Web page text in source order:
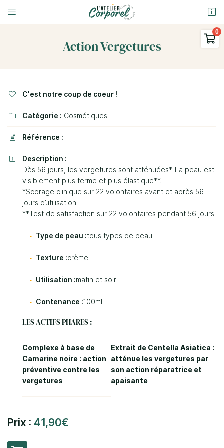
 
03 86 58 69 31

Voir notre sélection
Adresse email de réception
En cochant cette case, vous consentez à recevoir nos propositions
commerciales à l'adresse email indiqué ci-dessus. Vous pouvez vous
Inscription
Action Vergetures
 C'est notre coup de coeur !
 Catégorie : Cosmétiques
 Référence :

Description :
Dès 56 jours, les vergetures sont atténuées*. La peau est
visiblement plus ferme et plus élastique**.
*Scorage clinique sur 22 volontaires avant et après 56
jours d’utilisation.
**Test de satisfaction sur 22 volontaires pendant 56 jours.
Type de peau :tous types de peau
Texture :crème
Utilisation :matin et soir
Contenance :100ml
LES ACTIFS PHARES :
Complexe à base de
Camarine noire : action
préventive contre les
vergetures
Extrait de Centella Asiatica :
atténue les vergetures par
son action réparatrice et
apaisante
Prix : 41,90€